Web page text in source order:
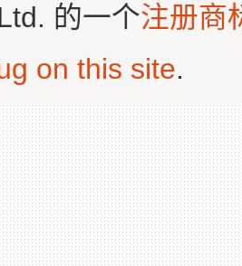
的一个注册商
on this site.